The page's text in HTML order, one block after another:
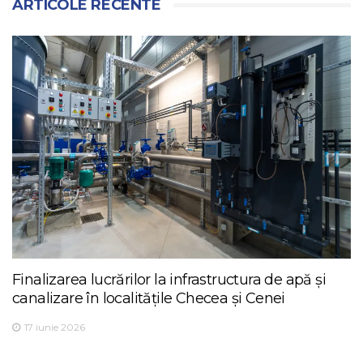
ARTICOLE RECENTE
Finalizarea lucrărilor la infrastructura de apă și
canalizare în localitățile Checea și Cenei
17 iunie 2026